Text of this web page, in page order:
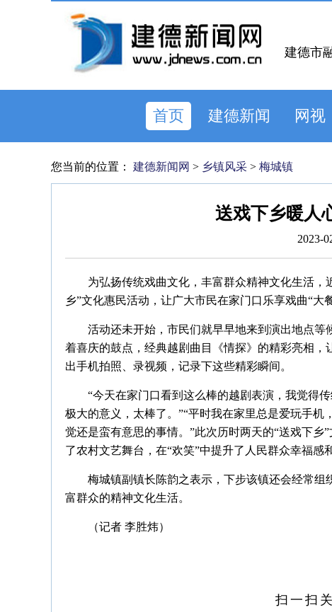
建德市
首页 建德新闻 网视
您当前的位置： 建德新闻网 > 乡镇风采 > 梅城镇
送戏下乡暖人
2023-
为弘扬传统戏曲文化，丰富群众精神文化生活
乡”文化惠民活动，让广大市民在家门口乐享戏曲“大餐
活动还未开始，市民们就早早地来到演出地点
着喜庆的鼓点，经典越剧曲目《情探》的精彩亮相
出手机拍照、录视频，记录下这些精彩瞬间。
“今天在家门口看到这么棒的越剧表演，我觉得
极大的意义，太棒了。”“平时我在家里总是爱玩手
觉还是蛮有意思的事情。”此次历时两天的“送戏下
了农村文艺舞台，在“欢笑”中提升了人民群众幸福感
梅城镇副镇长陈韵之表示，下步该镇还会经常
富群众的精神文化生活。
（记者 李胜炜）
扫一扫